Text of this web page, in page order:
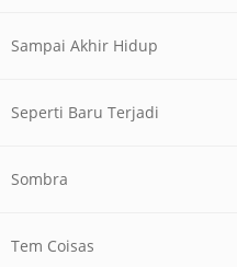
Sampai Akhir Hidup
Seperti Baru Terjadi
Sombra
Tem Coisas